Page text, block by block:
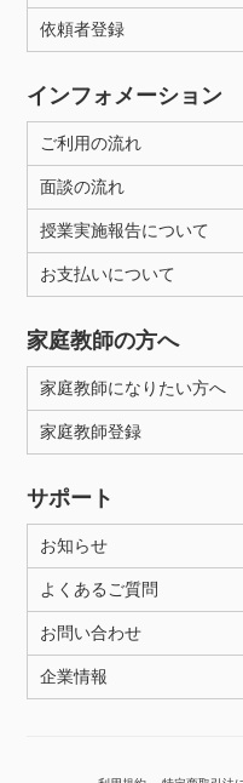
依頼者登録
インフォメーション
ご利用の流れ
面談の流れ
授業実施報告について
お支払いについて
家庭教師の方へ
家庭教師になりたい方へ
家庭教師登録
サポート
お知らせ
よくあるご質問
お問い合わせ
企業情報